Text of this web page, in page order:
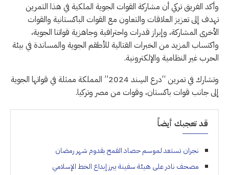
وأكد الفريق تركي أن مشاركة القوات الجوية الملكية في هذا التمرين
تهدف إلى تعزيز العلاقات والتعاون مع القوات الباكستانية والقوات
الأخرى المشاركة، وإبراز قدرات واحترافية وجاهزية قواتنا الجوية،
واكتساب المزيد من الخبرات القتالية للأطقم الجوية والمساندة في بيئة
الحرب غير النظامية والإلكترونية.
وتشارك في تمرين “درع السِند 2024” المملكة ممثلة في قواتها الجوية
إلى جانب قوات باكستان، وقوات من مصر وتركيا.
قد تعجبك أيضاً
نجران تستعد لموسم حصاد القمح بقدوم شهر رمضان
مصحف نادر على هيئة سفينة يبرز إبداع الخط الإسلامي